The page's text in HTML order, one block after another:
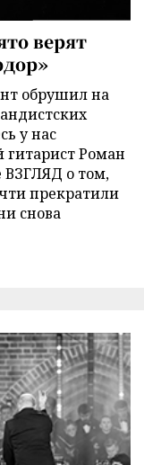
верят
обрушил на
у нас
гитарист Роман
ВЗГЛЯД о том,
прекратили
снова